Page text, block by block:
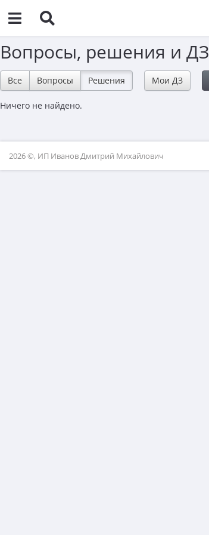
Вопросы, решения и ДЗ
Все Вопросы Решения Мои ДЗ
Ничего не найдено.
2026 ©, ИП Иванов Дмитрий Михайлович